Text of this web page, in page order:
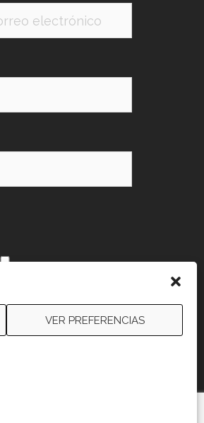
VER PREFERENCIAS